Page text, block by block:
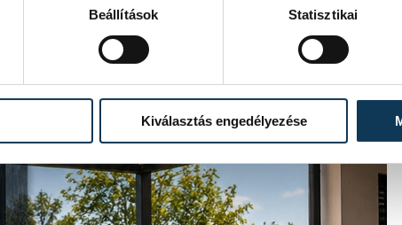
Beállítások Statisztikai
Kiválasztás engedélyezése